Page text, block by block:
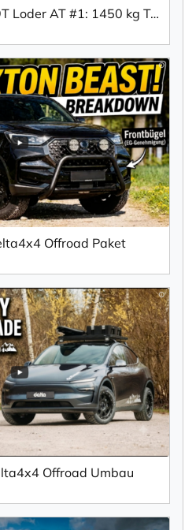
265/60 R18 121/119T Loder AT #1: 1450 kg Traglast für den Sprinter
Offroad Paket
Offroad Umbau